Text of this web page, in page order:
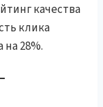
качества
клика
28%.